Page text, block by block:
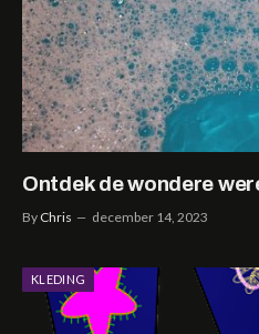
Ontdek de wondere
By Chris december 14, 2023
KLEDING